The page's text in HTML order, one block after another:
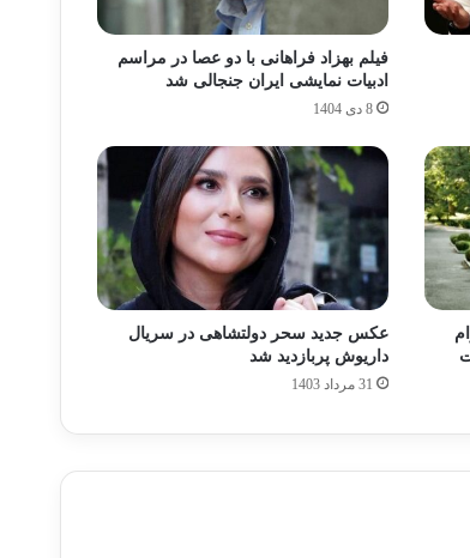
فیلم بهزاد فراهانی با دو عصا در مراسم
ادبیات نمایشی ایران جنجالی شد
8 دی 1404
عکس جدید سحر دولتشاهی در سریال
داریوش پربازدید شد
31 مرداد 1403